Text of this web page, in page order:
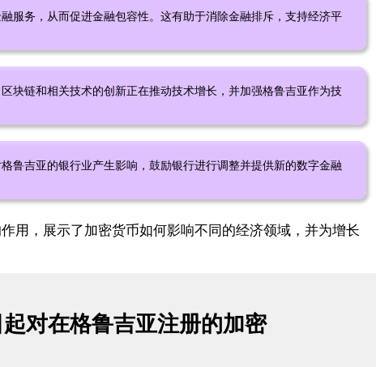
服务，从而促进金融包容性。这有助于消除金融排斥，支持经济平
块链和相关技术的创新正在推动技术增长，并加强格鲁吉亚作为技
鲁吉亚的银行业产生影响，鼓励银行进行调整并提供新的数字金融
用，展示了加密货币如何影响不同的经济领域，并为增长
对在格鲁吉亚注册的加密